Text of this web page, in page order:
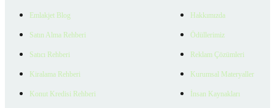
Emlakjet Blog
Satın Alma Rehberi
Satıcı Rehberi
Kiralama Rehberi
Konut Kredisi Rehberi
Hakkımızda
Ödüllerimiz
Reklam Çözümleri
Kurumsal Materyaller
İnsan Kaynakları